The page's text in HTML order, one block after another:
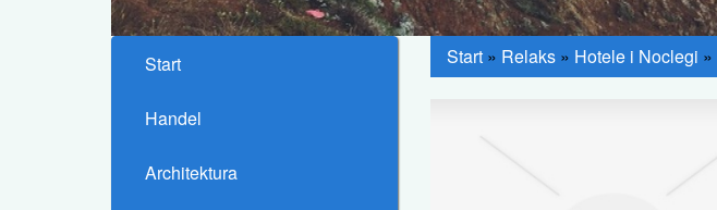
Start
Handel
Architektura
Start» Relaks» Hotele i Noclegi »